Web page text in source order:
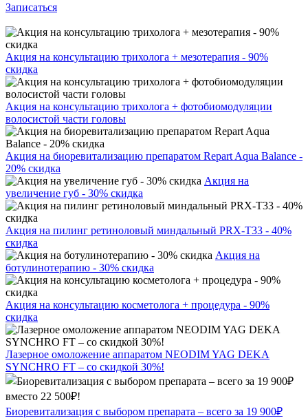
Записаться
Акция на консультацию трихолога + мезотерапия - 90%
скидка
Акция на консультацию трихолога + фотобиомодуляции
волосистой части головы
Акция на биоревитализацию препаратом Repart Aqua Balance -
20% скидка
Акция на
увеличение губ - 30% скидка
Акция на пилинг ретиноловый миндальный PRX-T33 - 40%
скидка
Акция на
ботулинотерапию - 30% скидка
Акция на консультацию косметолога + процедура - 90%
скидка
Лазерное омоложение аппаратом NEODIM YAG DEKA
SYNCHRO FT – со скидкой 30%!
Биоревитализация с выбором препарата – всего за 19 900₽